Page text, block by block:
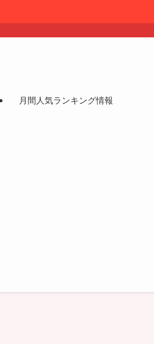
月間人気ランキング情報